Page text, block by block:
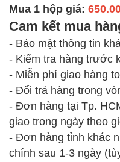
Mua 1 hộp giá:
Cam kết mua
- Bảo mật thông tin
- Kiểm tra hàng trước
- Miễn phí giao hàng
- Đổi trả hàng trong
- Đơn hàng tại Tp.
giao trong ngày theo
- Đơn hàng tỉnh khác
chính sau 1-3 ngày